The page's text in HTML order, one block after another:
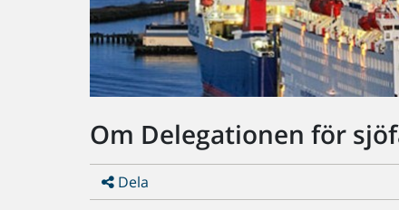
Om Delegationen för
Dela